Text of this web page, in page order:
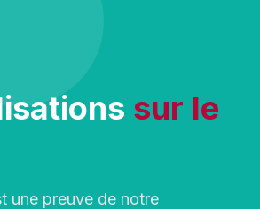
sur le
une preuve de notre